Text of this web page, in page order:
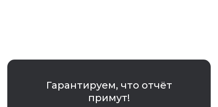
Гарантируем, что отчёт
примут!